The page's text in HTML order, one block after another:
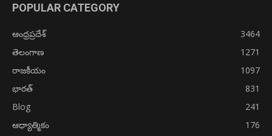
POPULAR CATEGORY
ఆంధ్రప్రదేశ్
3464
తెలంగాణ
1271
రాజకీయం
1097
భారత్
831
Blog
241
ఆధ్యాత్మికం
176